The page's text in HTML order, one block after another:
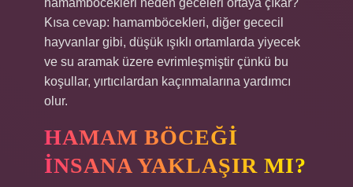
hamamböcekleri neden geceleri ortaya çıkar?
Kısa cevap: hamamböcekleri, diğer gececil
hayvanlar gibi, düşük ışıklı ortamlarda yiyecek
ve su aramak üzere evrimleşmiştir çünkü bu
koşullar, yırtıcılardan kaçınmalarına yardımcı
olur.
HAMAM BÖCEĞI
INSANA YAKLAŞIR MI?